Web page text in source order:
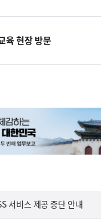
육 현장 방문
서비스 제공 중단 안내